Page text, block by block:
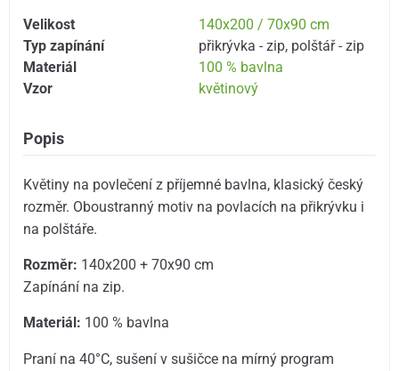
Velikost
140x200 / 70x90 cm
Typ zapínání
přikrývka - zip, polštář - zip
Materiál
100 % bavlna
Vzor
květinový
Popis
Květiny na povlečení z příjemné bavlna, klasický český
rozměr. Oboustranný motiv na povlacích na přikrývku i
na polštáře.
Rozměr: 140x200 + 70x90 cm
Zapínání na zip.
Materiál: 100 % bavlna
Praní na 40°C, sušení v sušičce na mírný program